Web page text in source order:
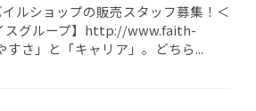
ルショップの販売スタッフ募集！＜
スグループ】http://www.faith-
さ」と「キャリア」。どちら...